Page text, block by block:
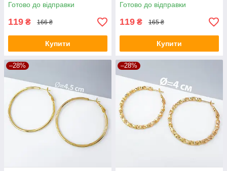
Готово до відправки
119 ₴ 166 ₴
Купити
Готово до відправки
119 ₴ 165 ₴
Купити
–28% –28%